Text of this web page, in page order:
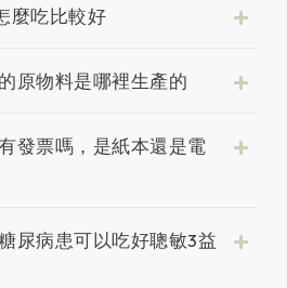
麼吃比較好
原物料是哪裡生產的
發票嗎，是紙本還是電
尿病患可以吃好聰敏3益